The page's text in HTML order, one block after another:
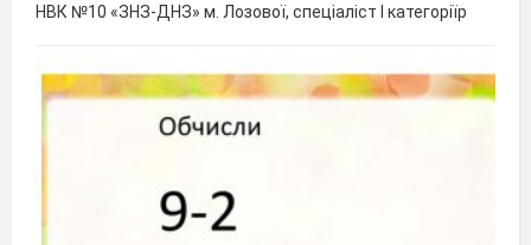
НВК №10 «ЗНЗ-ДНЗ» м. Лозової, спеціаліст I категоріїр